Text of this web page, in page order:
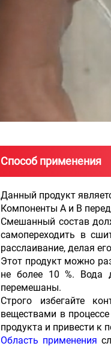
Способ применения
Данный продукт
Компоненты А и В
Смешанный состав
самопереходить в
расслаивание, делая
Этот продукт можно
не более 10 %. Вода
перемешаны.
Строго избегайте
веществами в
продукта и привести к
Область применения